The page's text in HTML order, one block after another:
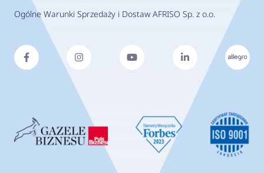
Ogólne Warunki Sprzedaży i Dostaw AFRISO Sp. z o.o.